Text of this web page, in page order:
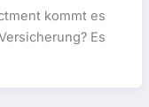
kommt es
Es